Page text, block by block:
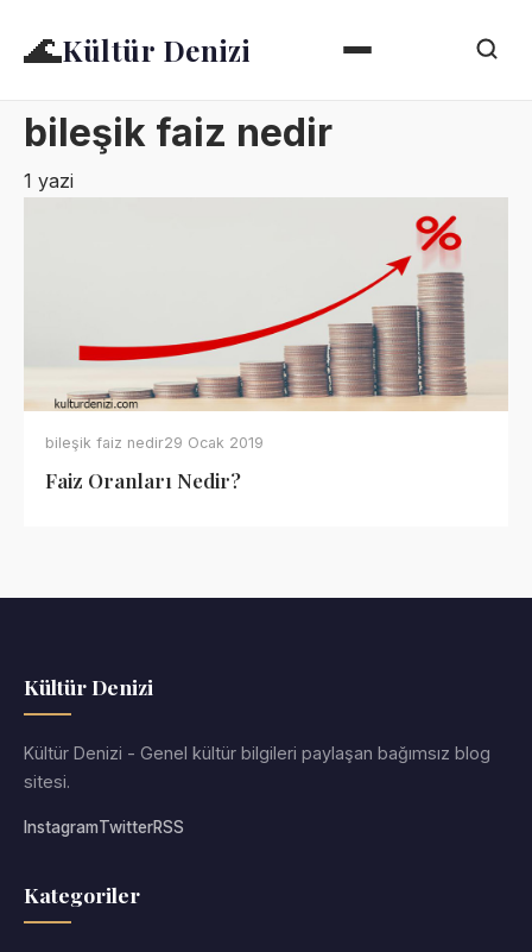
🌊Kültür Denizi
bileşik faiz nedir
1 yazi
bileşik faiz nedir29 Ocak 2019
Faiz Oranları Nedir?
Kültür Denizi
Kültür Denizi - Genel kültür bilgileri paylaşan bağımsız blog
sitesi.
InstagramTwitterRSS
Kategoriler